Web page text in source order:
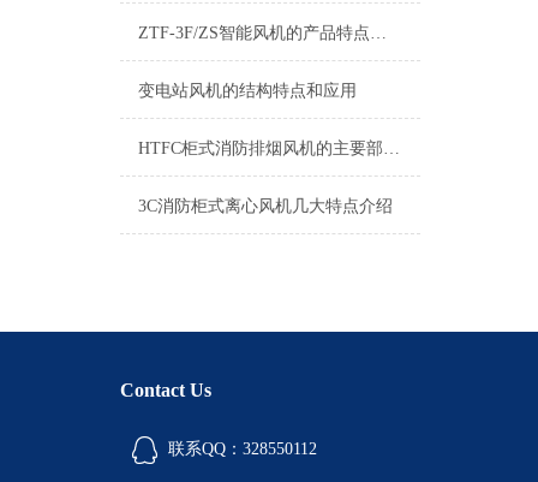
ZTF-3F/ZS智能风机的产品特点有哪些
变电站风机的结构特点和应用
HTFC柜式消防排烟风机的主要部件和安装使用说明
3C消防柜式离心风机几大特点介绍
Contact Us
联系QQ：328550112